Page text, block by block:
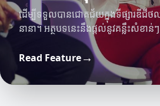
ដើម្បីទទួលបានជោគជ័យក្នុងទីផ្សារឌីជីថល អ្
នានា។ អត្ថបទនេះនឹងផ្តល់នូវគន្លឹះសំខា
ផ្តើមក្នុងវិស័យនេះ។
Read Feature→
ឧបករណ៍ និងអេក្រង់
ឧបករណ៍ឆ្លាតវៃនៅក្នុងជីវិតសម័យ
យុទ្ធសាស្រ្តនិងបច្ចេកទេស
យុទ្ធសាស្រ្តនិងបច្ចេកទេសដ៏មានប្
អភិវឌ្ឍន៍អាជីវកម្ម